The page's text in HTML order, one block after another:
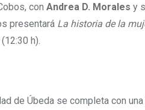
con Andrea D. Morales y
presentará La historia de la
(12:30 h).
de Úbeda se completa con